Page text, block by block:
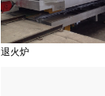
退火炉